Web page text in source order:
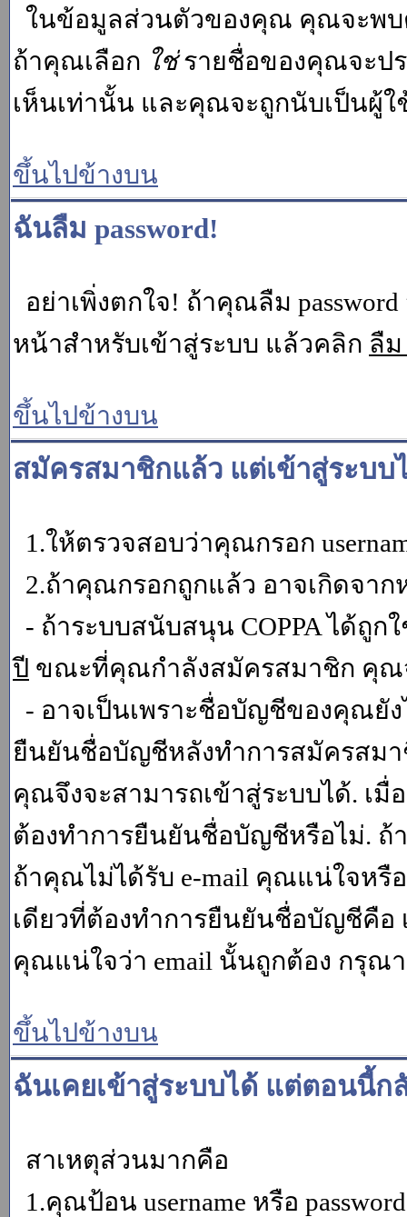
ในข้อมูลส่วนตัวของคุณ คุณจะพบ
ถ้าคุณเลือก ใช่รายชื่อของคุณจะปร
เห็นเท่านั้น และคุณจะถูกนับเป็นผู้
ขึ้นไปข้างบน
ฉันลืม password!
อย่าเพิ่งตกใจ! ถ้าคุณลืม
หน้าสำหรับเข้าสู่ระบบ แล้วคลิก ลืม
ขึ้นไปข้างบน
สมัครสมาชิกแล้ว แต่เข้าสู่ระบบ
1.ให้ตรวจสอบว่าคุณกรอก
2.ถ้าคุณกรอกถูกแล้ว อาจเกิดจาก
- ถ้าระบบสนับสนุน COPPA ได้ถู
ปี ขณะที่คุณกำลังสมัครสมาชิก คุ
- อาจเป็นเพราะชื่อบัญชีของคุณยั
ยืนยันชื่อบัญชีหลังทำการสมัครสมา
คุณจึงจะสามารถเข้าสู่ระบบได้. เ
ต้องทำการยืนยันชื่อบัญชีหรือไม่.
ถ้าคุณไม่ได้รับ e-mail คุณแน่ใจหรื
เดียวที่ต้องทำการยืนยันชื่อบัญชีคือ
คุณแน่ใจว่า email นั้นถูกต้อง กรุณ
ขึ้นไปข้างบน
ฉันเคยเข้าสู่ระบบได้ แต่ตอนนี้ก
สาเหตุส่วนมากคือ
1.คุณป้อน username หรือ